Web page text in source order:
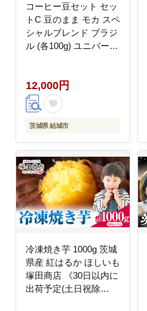
コーヒー豆セット セッ
トC 豆のまま モカ スペ
シャルブレンド ブラジ
ル (各100g) ユニバース
ーヒー 豆 セット 飲み
比べ【配送不可地域あ
り】(沖縄・離島)---
yuki_yuni_10_mbs---
12,000円
茨城県 結城市
冷凍焼き芋 1000g 茨城
県産 紅はるか ほしいも
塚田商店 《30日以内に
出荷予定(土日祝除